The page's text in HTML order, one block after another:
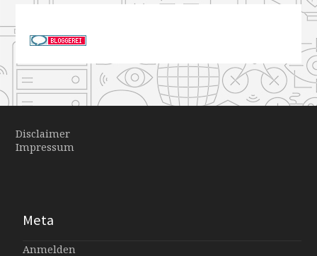
Disclaimer
Impressum
Meta
Anmelden